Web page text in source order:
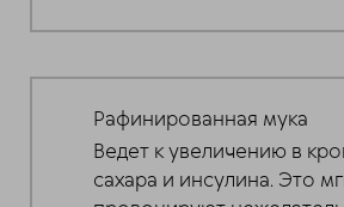
Рафинированная мука
Ведет к увеличению в
сахара и инсулина. Это